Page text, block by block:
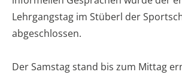
Lehrgangstag im Stüberl der
abgeschlossen.
Der Samstag stand bis zum Mittag